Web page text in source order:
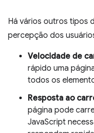
Há vários outros tipos
percepção dos
Velocidade de
rápido uma
todos os
Resposta ao
página pode
JavaScript